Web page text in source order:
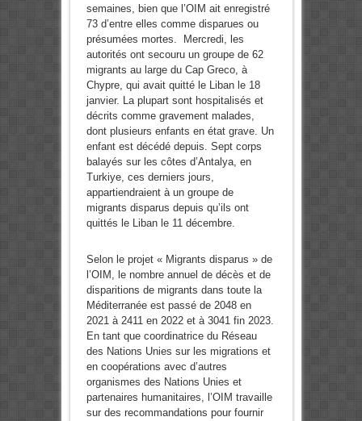
semaines, bien que l’OIM ait enregistré
73 d’entre elles comme disparues ou
présumées mortes. Mercredi, les
autorités ont secouru un groupe de 62
migrants au large du Cap Greco, à
Chypre, qui avait quitté le Liban le 18
janvier. La plupart sont hospitalisés et
décrits comme gravement malades,
dont plusieurs enfants en état grave. Un
enfant est décédé depuis. Sept corps
balayés sur les côtes d’Antalya, en
Turkiye, ces derniers jours,
appartiendraient à un groupe de
migrants disparus depuis qu’ils ont
quittés le Liban le 11 décembre.
Selon le projet « Migrants disparus » de
l’OIM, le nombre annuel de décès et de
disparitions de migrants dans toute la
Méditerranée est passé de 2048 en
2021 à 2411 en 2022 et à 3041 fin 2023.
En tant que coordinatrice du Réseau
des Nations Unies sur les migrations et
en coopérations avec d’autres
organismes des Nations Unies et
partenaires humanitaires, l’OIM travaille
sur des recommandations pour fournir